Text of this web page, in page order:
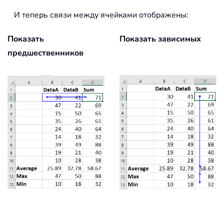
И теперь связи между ячейками отображены:
Показать
предшественников
Показать зависимых